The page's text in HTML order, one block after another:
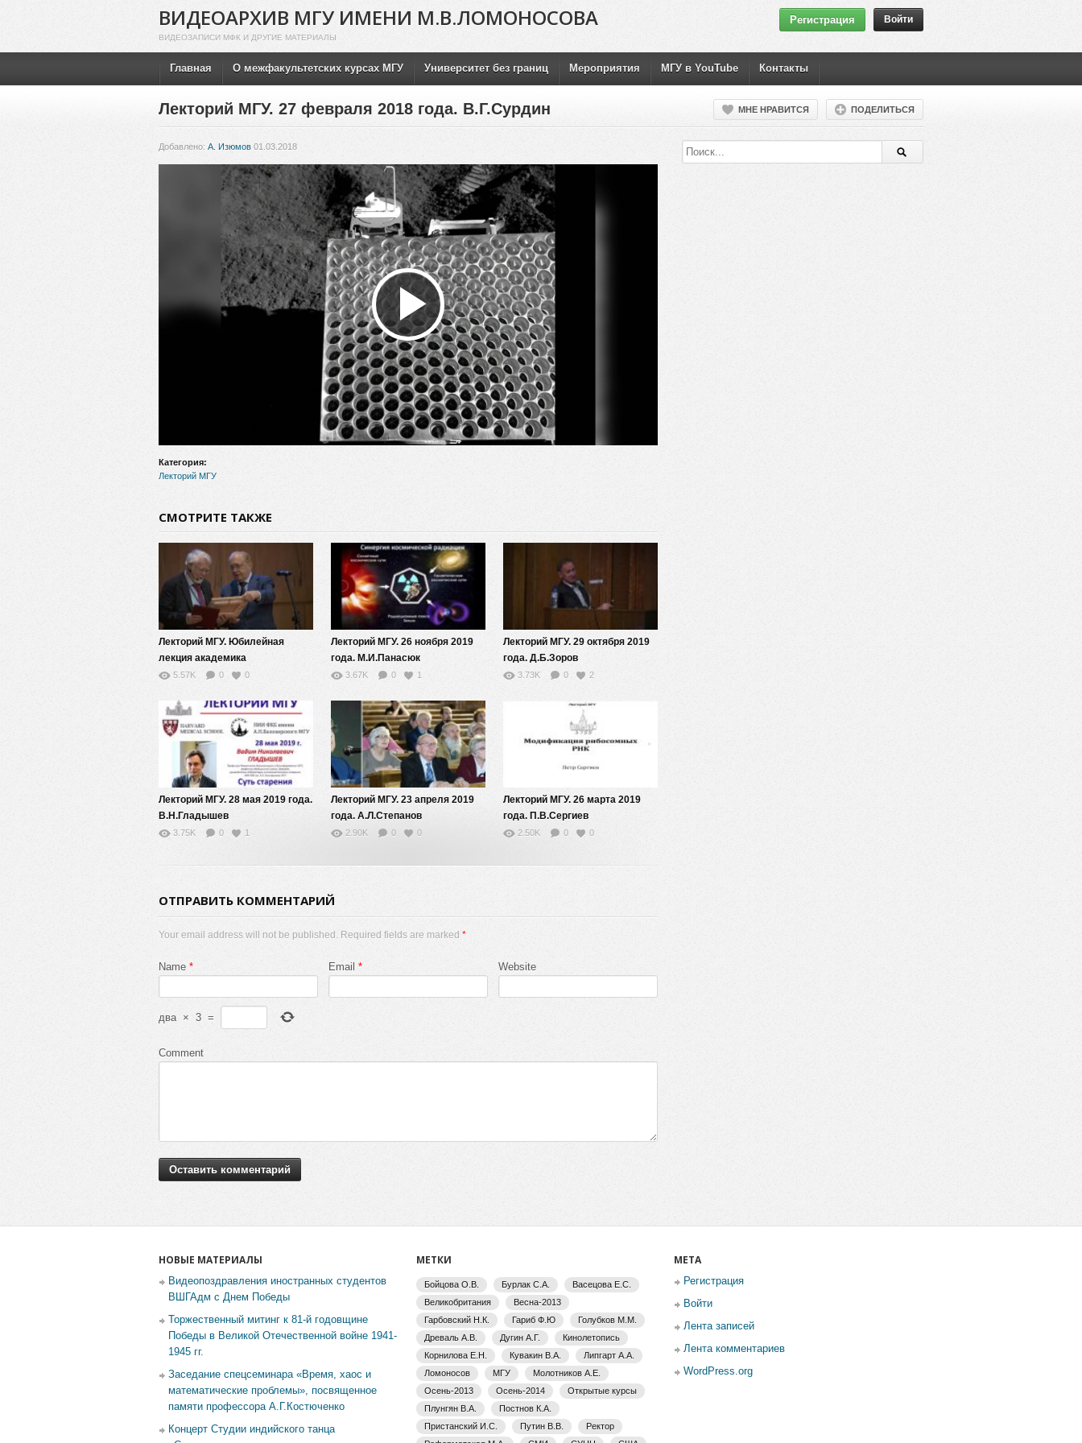
ВИДЕОАРХИВ МГУ ИМЕНИ М.В.ЛОМОНОСОВА
ВИДЕОЗАПИСИ МФК И ДРУГИЕ МАТЕРИАЛЫ
Регистрация Войти
Главная О межфакультетских курсах МГУ Университет без границ Мероприятия МГУ в YouTube Контакты
Лекторий МГУ. 27 февраля 2018 года. В.Г.Сурдин МНЕ НРАВИТСЯ ПОДЕЛИТЬСЯ
Добавлено: А. Изюмов 01.03.2018
Воспроизвести
видео
Категория:
Лекторий МГУ
СМОТРИТЕ ТАКЖЕ
Лекторий МГУ. Юбилейная
лекция академика
В.П.Скулачева
5.57K 0 0
Лекторий МГУ. 26 ноября 2019
года. М.И.Панасюк
3.67K 0 1
Лекторий МГУ. 29 октября 2019
года. Д.Б.Зоров
3.73K 0 2
Лекторий МГУ. 28 мая 2019 года.
В.Н.Гладышев
3.75K 0 1
Лекторий МГУ. 23 апреля 2019
года. А.Л.Степанов
2.90K 0 0
Лекторий МГУ. 26 марта 2019
года. П.В.Сергиев
2.50K 0 0
ОТПРАВИТЬ КОММЕНТАРИЙ
Your email address will not be published. Required fields are marked *
Name * Email * Website
два × 3 =
Comment
НОВЫЕ МАТЕРИАЛЫ
Видеопоздравления иностранных студентов
ВШГАдм с Днем Победы
Торжественный митинг к 81-й годовщине
Победы в Великой Отечественной войне 1941-
1945 гг.
Заседание спецсеминара «Время, хаос и
математические проблемы», посвященное
памяти профессора А.Г.Костюченко
Концерт Студии индийского танца
МЕТКИ
Бойцова О.В. Бурлак С.А.
Васецова Е.С.
Великобритания
Весна-2013
Гарбовский Н.К.
Гариб Ф.Ю
Голубков М.М.
Древаль А.В.
Дугин А.Г.
Кинолетопись
Корнилова Е.Н.
Кувакин В.А.
Липгарт А.А.
Ломоносов
МГУ
Молотников А.Е.
Осень-2013
Осень-2014
Открытые курсы
Плунгян В.А.
Постнов К.А.
Пристанский И.С.
Путин В.В.
Ректор
МЕТА
Регистрация
Войти
Лента записей
Лента комментариев
WordPress.org